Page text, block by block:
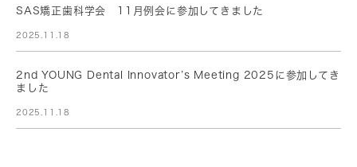
SAS矯正歯科学会 11月例会に参加してきました
2025.11.18
2nd YOUNG Dental Innovator’s Meeting 2025に参加してき
ました
2025.11.18